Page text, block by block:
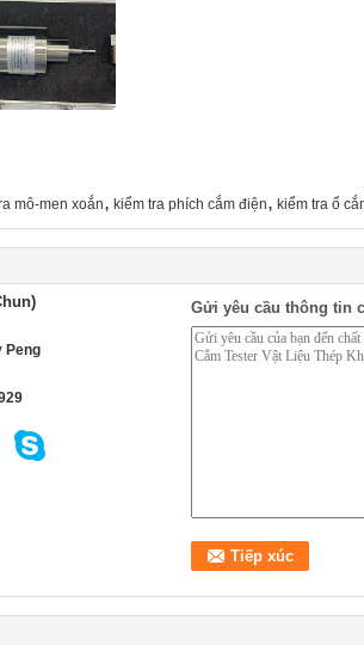
mô-men xoắn, kiểm tra phích cắm điện, kiểm tra ổ
Peng
Gửi yêu cầu thông tin